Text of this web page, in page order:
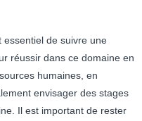
essentiel de suivre une
réussir dans ce domaine en
humaines, en
envisager des stages
Il est important de rester